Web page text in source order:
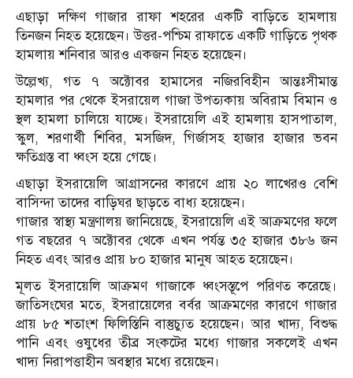
এছাড়া দক্ষিণ গাজার রাফা শহরের একটি বাড়িতে হামলায়
তিনজন নিহত হয়েছেন। উত্তর-পশ্চিম রাফাতে একটি গাড়িতে পৃথক
হামলায় শনিবার আরও একজন নিহত হয়েছেন।
উল্লেখ্য, গত ৭ অক্টোবর হামাসের নজিরবিহীন আন্তঃসীমান্ত
হামলার পর থেকে ইসরায়েল গাজা উপত্যকায় অবিরাম বিমান ও
স্থল হামলা চালিয়ে যাচ্ছে। ইসরায়েলি এই হামলায় হাসপাতাল,
স্কুল, শরণার্থী শিবির, মসজিদ, গির্জাসহ হাজার হাজার ভবন
ক্ষতিগ্রস্ত বা ধ্বংস হয়ে গেছে।
এছাড়া ইসরায়েলি আগ্রাসনের কারণে প্রায় ২০ লাখেরও বেশি
বাসিন্দা তাদের বাড়িঘর ছাড়তে বাধ্য হয়েছেন।
গাজার স্বাস্থ্য মন্ত্রণালয় জানিয়েছে, ইসরায়েলি এই আক্রমণের ফলে
গত বছরের ৭ অক্টোবর থেকে এখন পর্যন্ত ৩৫ হাজার ৩৮৬ জন
নিহত এবং আরও প্রায় ৮০ হাজার মানুষ আহত হয়েছেন।
মূলত ইসরায়েলি আক্রমণ গাজাকে ধ্বংসস্তূপে পরিণত করেছে।
জাতিসংঘের মতে, ইসরায়েলের বর্বর আক্রমণের কারণে গাজার
প্রায় ৮৫ শতাংশ ফিলিস্তিনি বাস্তুচ্যুত হয়েছেন। আর খাদ্য, বিশুদ্ধ
পানি এবং ওষুধের তীব্র সংকটের মধ্যে গাজার সকলেই এখন
খাদ্য নিরাপত্তাহীন অবস্থার মধ্যে রয়েছেন।